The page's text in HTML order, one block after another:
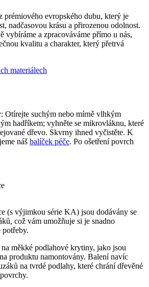
prémiového evropského dubu, který je
nadčasovou krásu a přirozenou odolnost.
vybíráme a zpracováváme přímo u nás,
kvalitu a charakter, který přetrvá
materiálech
Otírejte suchým nebo mírně vlhkým
hadříkem; vyhněte se mikrovláknu, které
dřevo. Skvrny ihned vyčistěte. K
náš balíček péče. Po ošetření povrch
(s výjimkou série KA) jsou dodávány se
což vám umožňuje si je snadno
měkké podlahové krytiny, jako jsou
produktu namontovány. Balení navíc
na tvrdé podlahy, které chrání dřevěné